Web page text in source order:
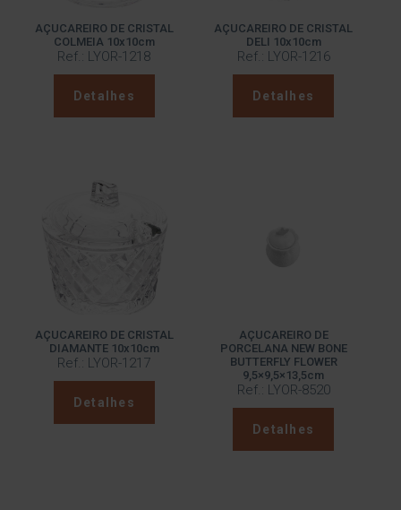
AÇUCAREIRO DE CRISTAL
COLMEIA 10x10cm
Ref.: LYOR-1218
Detalhes
AÇUCAREIRO DE CRISTAL
DELI 10x10cm
Ref.: LYOR-1216
Detalhes
AÇUCAREIRO DE CRISTAL
DIAMANTE 10x10cm
Ref.: LYOR-1217
Detalhes
AÇUCAREIRO DE
PORCELANA NEW BONE
BUTTERFLY FLOWER
9,5×9,5×13,5cm
Ref.: LYOR-8520
Detalhes